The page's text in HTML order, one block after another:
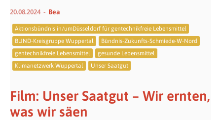
20.08.2024 Bea
Aktionsbündnis in/umDüsseldorf für gentechnikfreie Lebensmittel
BUND-Kreisgruppe Wuppertal
Bündnis-Zukunfts-Schmiede-W-Nord
gentechnikfreie Lebensmittel
gesunde Lebensmittel
Klimanetzwerk Wuppertal
Unser Saatgut
Film: Unser Saatgut – Wir ernten,
was wir säen